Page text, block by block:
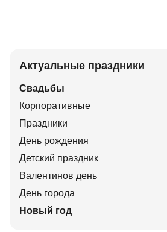
Актуальные праздники
Свадьбы
Корпоративные
Праздники
День рождения
Детский праздник
Валентинов день
День города
Новый год